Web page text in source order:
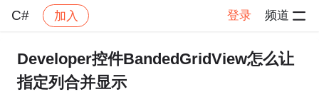
C# 加入 登录 频道
社区 帖子详情
Developer控件BandedGridView怎么让
指定列合并显示